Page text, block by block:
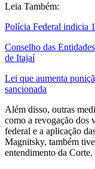
Leia Também:
Polícia Federal indicia
Conselho das
de Itajaí
Lei que aumenta
sancionada
Além disso, outras
como a revogação dos
federal e a aplicação
Magnitsky, também
entendimento da Corte.